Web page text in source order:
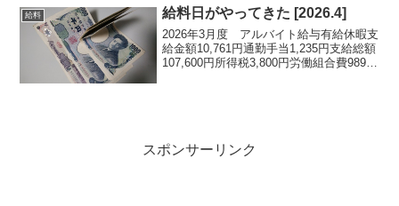
給料 給料日がやってきた [2026.4]
2026年3月度 アルバイト給与有給休暇支
給金額10,761円通勤手当1,235円支給総額
107,600円所得税3,800円労働組合費989円
スポンサーリンク